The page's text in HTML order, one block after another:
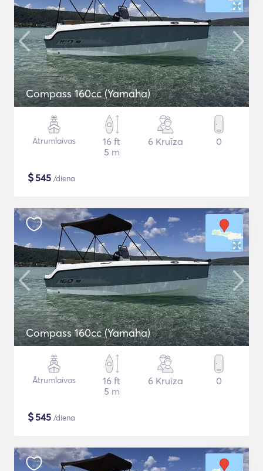
Compass 160cc (Yamaha)
Ātrumlaivas
16 ft
5 m
6 Kruīza 0
$545 /diena
Compass 160cc (Yamaha)
Ātrumlaivas
16 ft
5 m
6 Kruīza 0
$545 /diena